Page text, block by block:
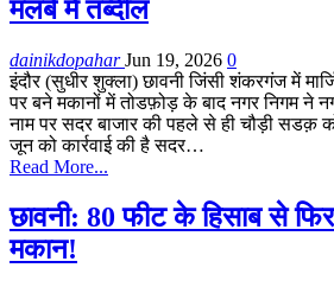
मलबे में तब्दील
dainikdopaharJun 19, 2026 0
इंदौर (सुधीर शुक्ला) छावनी जिंसी शंकरगंज में
पर बने मकानों में तोडफ़ोड़ के बाद नगर निगम ने
नाम पर सदर बाजार की पहले से ही चौड़ी सडक़
जून को कार्रवाई की है सदर…
Read More...
छावनी: 80 फीट के हिसाब से
मकान!